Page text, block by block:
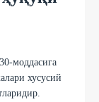
моддасига
хусусий